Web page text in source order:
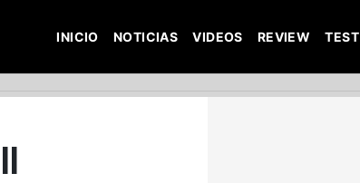
INICIO NOTICIAS VIDEOS REVIEW TEST